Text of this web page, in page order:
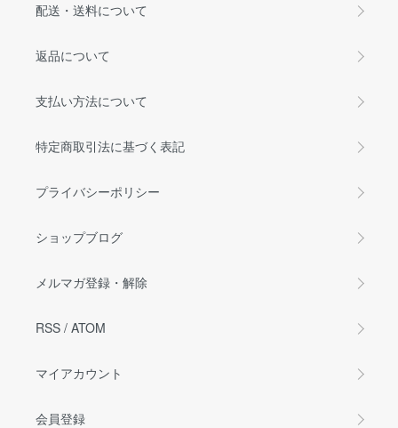
配送・送料について
返品について
支払い方法について
特定商取引法に基づく表記
プライバシーポリシー
ショップブログ
メルマガ登録・解除
RSS / ATOM
マイアカウント
会員登録